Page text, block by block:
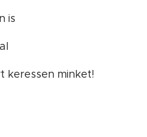
is
keressen minket!